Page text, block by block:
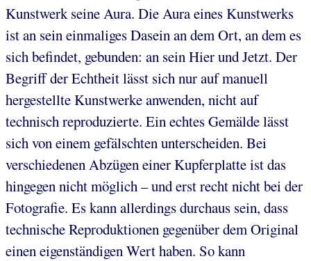
Kunstwerk seine Aura. Die Aura eines Kunstwerks
ist an sein einmaliges Dasein an dem Ort, an dem es
sich befindet, gebunden: an sein Hier und Jetzt. Der
Begriff der Echtheit lässt sich nur auf manuell
hergestellte Kunstwerke anwenden, nicht auf
technisch reproduzierte. Ein echtes Gemälde lässt
sich von einem gefälschten unterscheiden. Bei
verschiedenen Abzügen einer Kupferplatte ist das
hingegen nicht möglich – und erst recht nicht bei der
Fotografie. Es kann allerdings durchaus sein, dass
technische Reproduktionen gegenüber dem Original
einen eigenständigen Wert haben. So kann